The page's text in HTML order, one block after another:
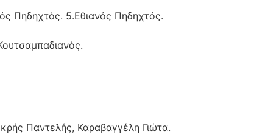
Πηδηχτός. 5.Εθιανός Πηδηχτός.
Παντελής, Καραβαγγέλη Γιώτα.